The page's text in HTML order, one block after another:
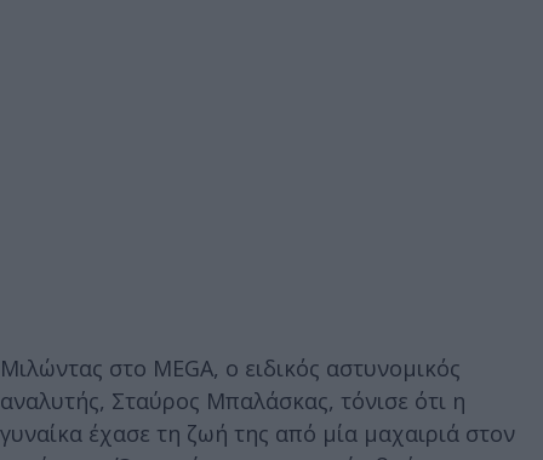
Μιλώντας στο MEGA, ο ειδικός αστυνομικός
αναλυτής, Σταύρος Μπαλάσκας, τόνισε ότι η
γυναίκα έχασε τη ζωή της από μία μαχαιριά στον